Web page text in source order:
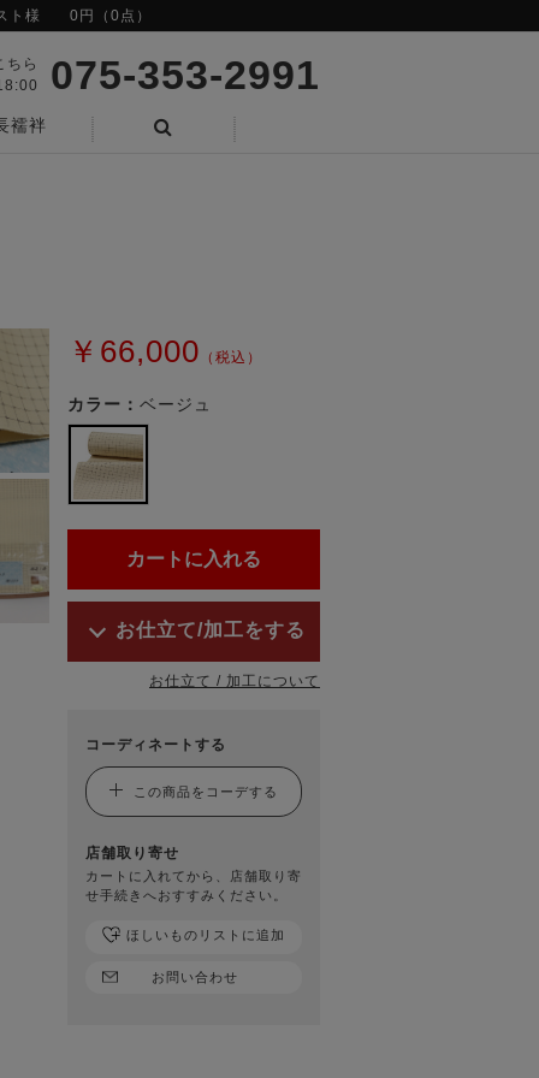
ト様 0円（0点）
ちら
075-353-2991
襦袢
￥66,000 （税込）
カラー： ベージュ
お仕立て/加工をする
お仕立て / 加工について
コーディネートする
この商品をコーデする
店舗取り寄せ
カートに入れてから、店舗取り寄
せ手続きへおすすみください。
お問い合わせ
ほしいものリストに追加